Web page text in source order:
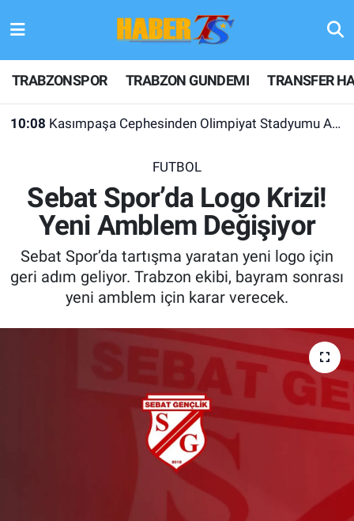
TRABZONSPOR TRABZON GUNDEMI TRANSFER
10:08 Kasımpaşa Cephesinden Olimpiyat Stadyumu Açıklaması
FUTBOL
Sebat Spor’da Logo Krizi!
Yeni Amblem Değişiyor
Sebat Spor’da tartışma yaratan yeni logo için
geri adım geliyor. Trabzon ekibi, bayram sonrası
yeni amblem için karar verecek.
TRABZONSPOR
TRABZON GUNDEMI
KULİS MEYDANI
1461 TRABZON
FUTBOL
Hava Durumu
Trafik Durumu
Son Dakika Haberleri
Haber Arşivi